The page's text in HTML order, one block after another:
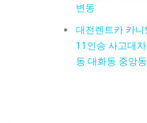
변동
대전렌트카 카
11인승 사고대
동 대화동 중앙